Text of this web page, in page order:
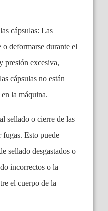
cápsulas: Las
o deformarse durante el
presión excesiva,
cápsulas no están
en la máquina.
sellado o cierre de las
fugas. Esto puede
sellado desgastados o
incorrectos o la
el cuerpo de la